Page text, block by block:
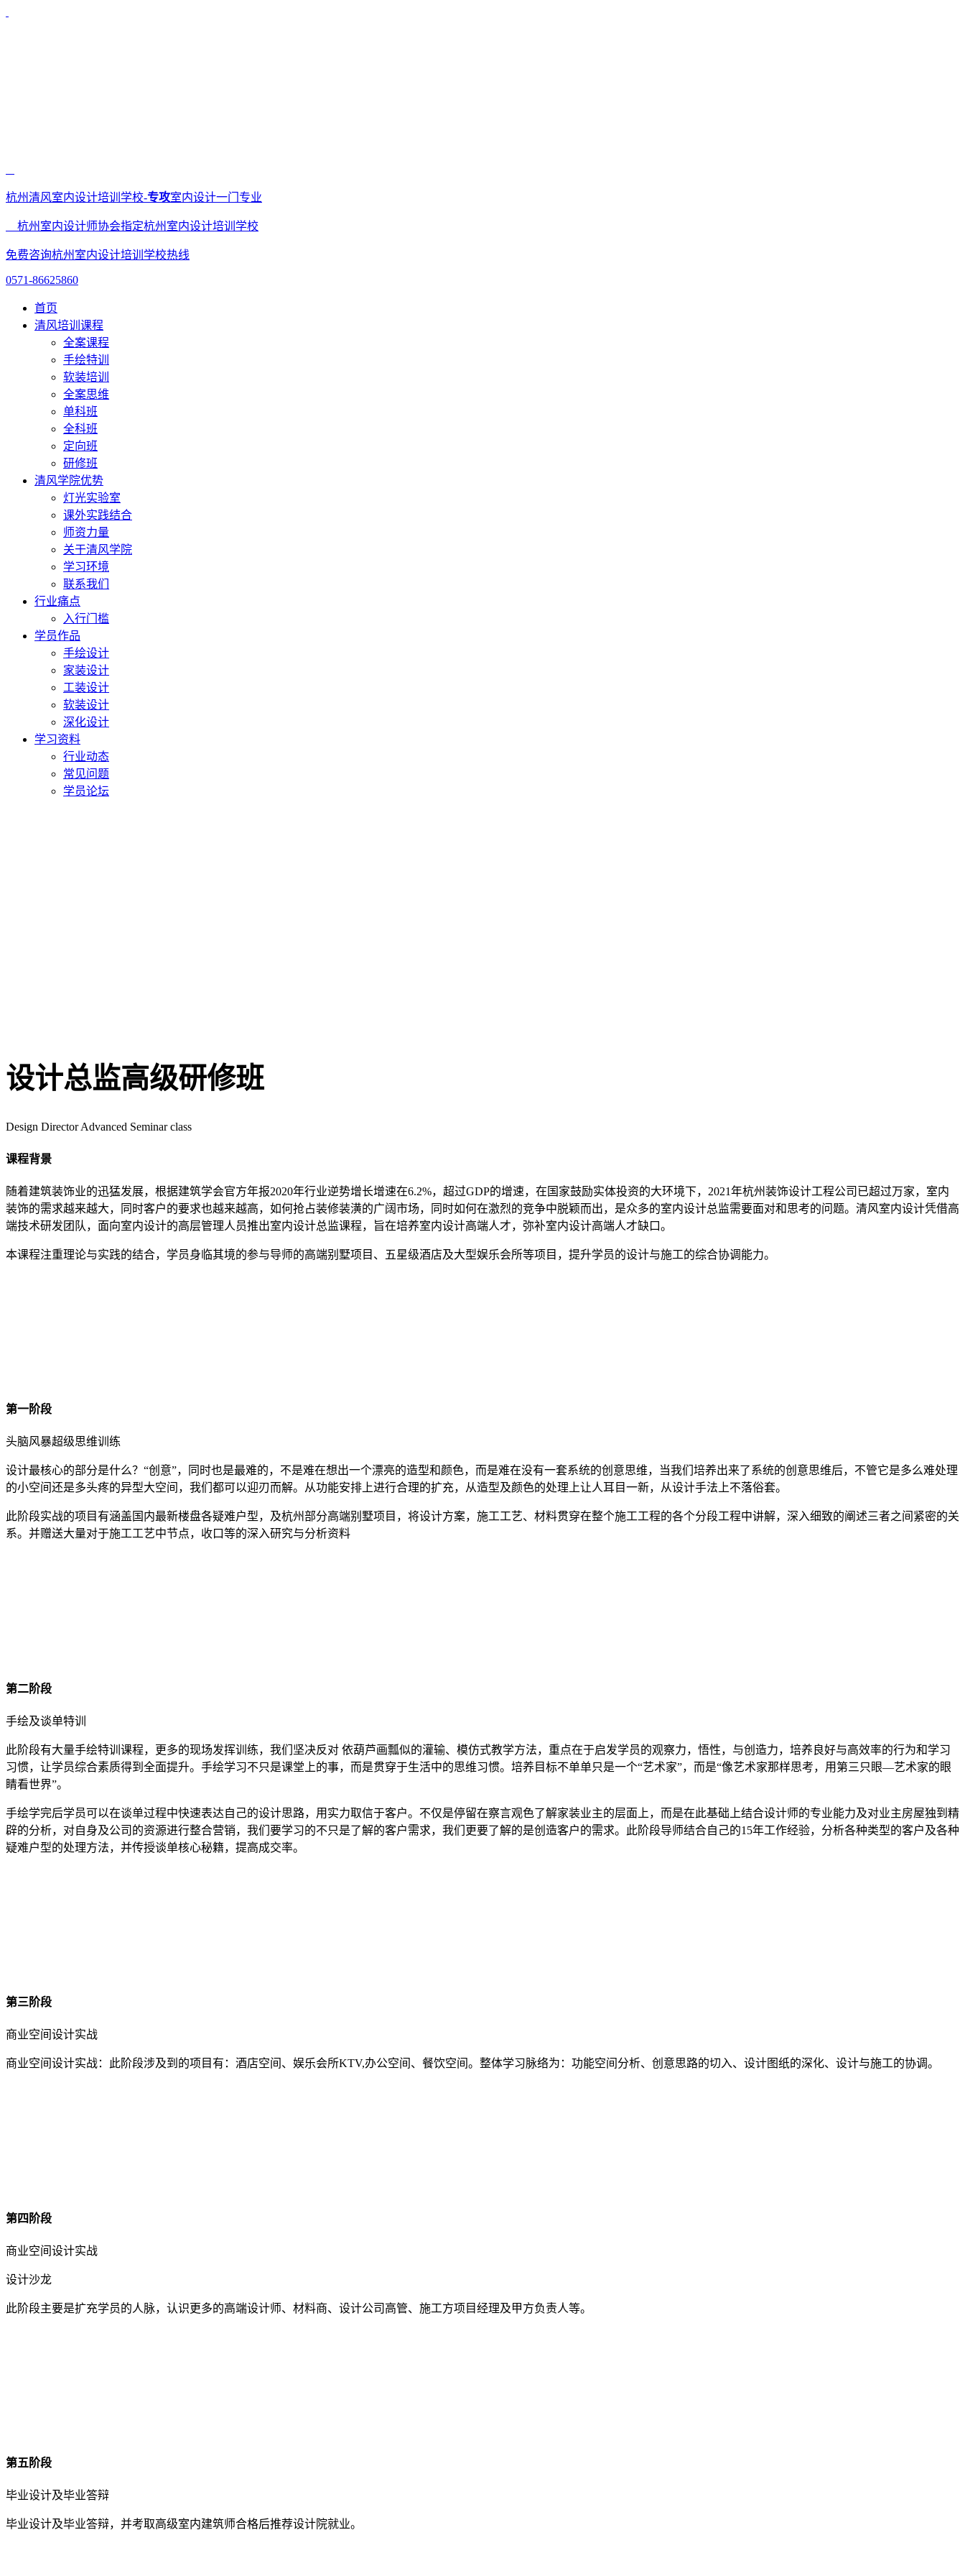
杭州清风室内设计培训学校-专攻室内设计一门专业
杭州室内设计师协会指定杭州室内设计培训学校
免费咨询杭州室内设计培训学校热线
0571-86625860
首页
清风培训课程
全案课程
手绘特训
软装培训
全案思维
单科班
全科班
定向班
研修班
清风学院优势
灯光实验室
课外实践结合
师资力量
关于清风学院
学习环境
联系我们
行业痛点
入行门槛
学员作品
手绘设计
家装设计
工装设计
软装设计
深化设计
学习资料
行业动态
常见问题
学员论坛
设计总监高级研修班
Design Director Advanced Seminar class
课程背景
随着建筑装饰业的迅猛发展，根据建筑学会官方年报2020年行业逆势增长增速在6.2%，超过GDP的增速，在国家鼓励实体投资的大环境下，2021年杭州装饰设计工程公司已超过万家，室内
装饰的需求越来越大，同时客户的要求也越来越高，如何抢占装修装潢的广阔市场，同时如何在激烈的竞争中脱颖而出，是众多的室内设计总监需要面对和思考的问题。清风室内设计凭借高
端技术研发团队，面向室内设计的高层管理人员推出室内设计总监课程，旨在培养室内设计高端人才，弥补室内设计高端人才缺口。
本课程注重理论与实践的结合，学员身临其境的参与导师的高端别墅项目、五星级酒店及大型娱乐会所等项目，提升学员的设计与施工的综合协调能力。
第一阶段
头脑风暴超级思维训练
设计最核心的部分是什么？“创意”，同时也是最难的，不是难在想出一个漂亮的造型和颜色，而是难在没有一套系统的创意思维，当我们培养出来了系统的创意思维后，不管它是多么难处理
的小空间还是多头疼的异型大空间，我们都可以迎刃而解。从功能安排上进行合理的扩充，从造型及颜色的处理上让人耳目一新，从设计手法上不落俗套。
此阶段实战的项目有涵盖国内最新楼盘各疑难户型，及杭州部分高端别墅项目，将设计方案，施工工艺、材料贯穿在整个施工工程的各个分段工程中讲解，深入细致的阐述三者之间紧密的关
系。并赠送大量对于施工工艺中节点，收口等的深入研究与分析资料
第二阶段
手绘及谈单特训
此阶段有大量手绘特训课程，更多的现场发挥训练，我们坚决反对 依葫芦画瓢似的灌输、模仿式教学方法，重点在于启发学员的观察力，悟性，与创造力，培养良好与高效率的行为和学习
习惯，让学员综合素质得到全面提升。手绘学习不只是课堂上的事，而是贯穿于生活中的思维习惯。培养目标不单单只是一个“艺术家”，而是“像艺术家那样思考，用第三只眼―艺术家的眼
睛看世界”。
手绘学完后学员可以在谈单过程中快速表达自己的设计思路，用实力取信于客户。不仅是停留在察言观色了解家装业主的层面上，而是在此基础上结合设计师的专业能力及对业主房屋独到精
辟的分析，对自身及公司的资源进行整合营销，我们要学习的不只是了解的客户需求，我们更要了解的是创造客户的需求。此阶段导师结合自己的15年工作经验，分析各种类型的客户及各种
疑难户型的处理方法，并传授谈单核心秘籍，提高成交率。
第三阶段
商业空间设计实战
商业空间设计实战：此阶段涉及到的项目有：酒店空间、娱乐会所KTV,办公空间、餐饮空间。整体学习脉络为：功能空间分析、创意思路的切入、设计图纸的深化、设计与施工的协调。
第四阶段
商业空间设计实战
设计沙龙
此阶段主要是扩充学员的人脉，认识更多的高端设计师、材料商、设计公司高管、施工方项目经理及甲方负责人等。
第五阶段
毕业设计及毕业答辩
毕业设计及毕业答辩，并考取高级室内建筑师合格后推荐设计院就业。